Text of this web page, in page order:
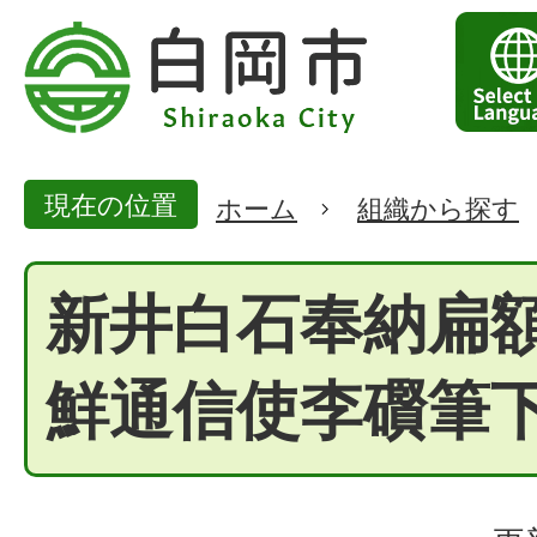
現在の位置 ホーム 組織から探す
新井白石奉納扁
鮮通信使李礥筆